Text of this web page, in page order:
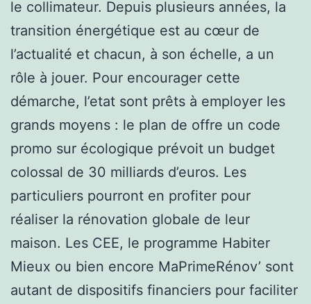
le collimateur. Depuis plusieurs années, la
transition énergétique est au cœur de
l’actualité et chacun, à son échelle, a un
rôle à jouer. Pour encourager cette
démarche, l’etat sont prêts à employer les
grands moyens : le plan de offre un code
promo sur écologique prévoit un budget
colossal de 30 milliards d’euros. Les
particuliers pourront en profiter pour
réaliser la rénovation globale de leur
maison. Les CEE, le programme Habiter
Mieux ou bien encore MaPrimeRénov’ sont
autant de dispositifs financiers pour faciliter